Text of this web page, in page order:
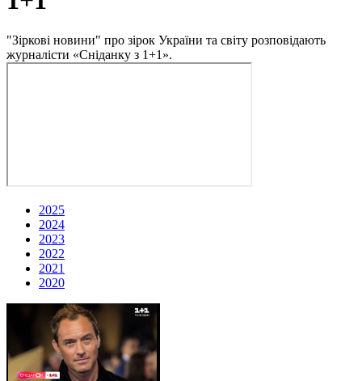
"Зіркові новини" про зірок України та світу розповідають
журналісти «Сніданку з 1+1».
2025
2024
2023
2022
2021
2020